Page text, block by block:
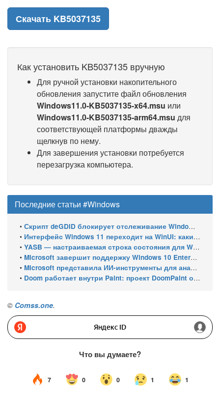
Скачать KB5037135
Как установить KB5037135 вручную
Для ручной установки накопительного
обновления запустите файл обновления
Windows11.0-KB5037135-x64.msu или
Windows11.0-KB5037135-arm64.msu для
соответствующей платформы дважды
щелкнув по нему.
Для завершения установки потребуется
перезагрузка компьютера.
Последние статьи #Windows
• Скрипт deGDID блокирует отслеживание Windows по глобальному идентификатору устройства
• Интерфейс Windows 11 переходит на WinUI: какие системные элементы обновит Microsoft
• YASB — настраиваемая строка состояния для Windows с виджетами и поддержкой нескольких мониторов
• Microsoft завершит поддержку Windows 10 Enterprise LTSC 2021 в январе 2027 года. ESU продлят обновления до января 2030 года
• Microsoft представила ИИ-инструменты для анализа производительности Windows: ETW MCP и WPA MCP
• Doom работает внутри Paint: проект DoomPaint от технического директора Microsoft Azure
© Comss.one.